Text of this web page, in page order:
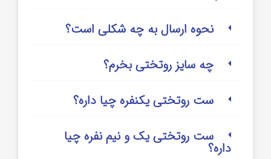
نحوه ارسال به چه شکلی است؟
چه سایز روتختی بخرم؟
ست روتختی یکنفره چیا داره؟
ست روتختی یک و نیم نفره چیا
داره؟